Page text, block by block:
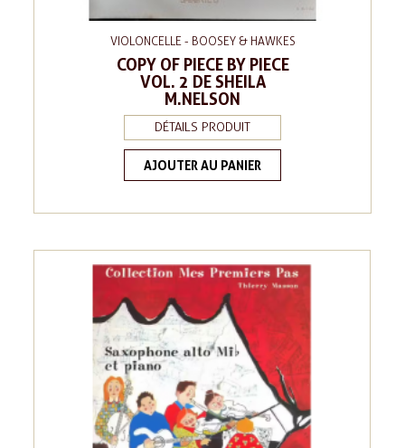
VIOLONCELLE - BOOSEY & HAWKES
COPY OF PIECE BY PIECE
VOL. 2 DE SHEILA
M.NELSON
DÉTAILS PRODUIT
AJOUTER AU PANIER